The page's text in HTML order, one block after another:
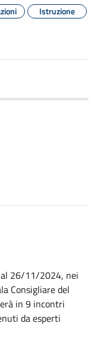
Istruzione
26/11/2024, nei
Consigliare del
in 9 incontri
da esperti